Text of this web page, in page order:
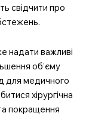
свідчити про
надати важливі
об’єму
для медичного
хірургічна
покращення